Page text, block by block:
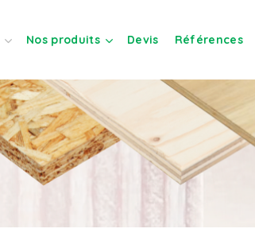
Nos produits Devis Références